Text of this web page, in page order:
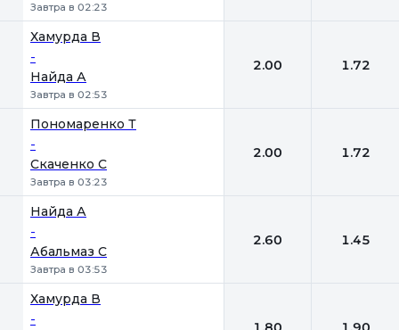
Завтра в 02:23
Хамурда В
-
Найда А
Завтра в 02:53
2.00 1.72
Пономаренко Т
-
Скаченко С
Завтра в 03:23
2.00 1.72
Найда А
-
Абальмаз С
Завтра в 03:53
2.60 1.45
Хамурда В
-